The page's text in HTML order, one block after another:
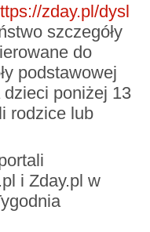
zday.pl/dysl
szczegóły
do
podstawowej
poniżej 13
rodzice lub
i Zday.pl w